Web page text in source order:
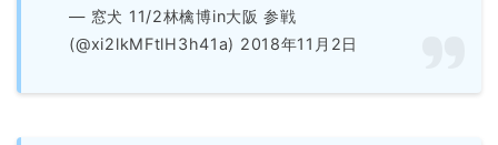
— 窓犬 11/2林檎博in大阪 参戦
(@xi2lkMFtlH3h41a) 2018年11月2日